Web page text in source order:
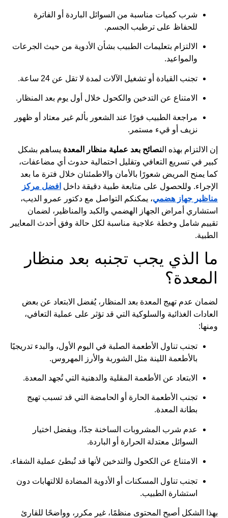
شرب كميات مناسبة من السوائل الباردة أو الفاترة
للحفاظ على ترطيب الجسم.
الالتزام بتعليمات الطبيب بشأن الأدوية من حيث الجرعات
والمواعيد.
تجنب القيادة أو تشغيل الآلات لمدة لا تقل عن 24 ساعة.
الامتناع عن التدخين والكحول خلال أول يوم بعد المنظار.
مراجعة الطبيب فورًا عند الشعور بألم غير معتاد أو ظهور
نزيف أو قيء مستمر.
إن الالتزام بهذه النصائح بعد عملية منظار المعدة يساهم بشكل
كبير في تسريع التعافي وتقليل احتمالية حدوث أي مضاعفات،
كما يمنح المريض شعورًا بالأمان والاطمئنان خلال فترة ما بعد
الإجراء. وللحصول على متابعة طبية دقيقة داخل افضل مركز
مناظير جهاز هضمي، يمكنكم التواصل مع دكتور عمرو الديب،
استشاري أمراض الجهاز الهضمي والكبد والمناظير، لضمان
تقييم شامل وخطة علاجية مناسبة لكل حالة وفق أحدث المعايير
الطبية.
ما الذي يجب تجنبه بعد منظار
المعدة؟
لضمان عدم تهيج المعدة بعد المنظار، يُفضل الابتعاد عن بعض
العادات الغذائية والسلوكية التي قد تؤثر على عملية التعافي،
ومنها:
تجنب تناول الأطعمة الصلبة في اليوم الأول، والبدء تدريجيًا
بالأطعمة اللينة مثل الشوربة والأرز المهروس.
الابتعاد عن الأطعمة المقلية والدهنية التي تُجهد المعدة.
تجنب الأطعمة الحارة أو الحامضة التي قد تسبب تهيج
بطانة المعدة.
عدم شرب المشروبات الساخنة جدًا، ويفضل اختيار
السوائل معتدلة الحرارة أو الباردة.
الامتناع عن الكحول والتدخين لأنها قد تُبطئ عملية الشفاء.
تجنب تناول المسكنات أو الأدوية المضادة للالتهابات دون
استشارة الطبيب.
بهذا الشكل أصبح المحتوى منظمًا، غير مكرر، وواضحًا للقارئ